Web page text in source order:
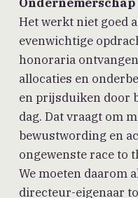
Het werkt niet goed
evenwichtige
honoraria
allocaties en
en prijsduiken door
dag. Dat vraagt om
bewustwording en
ongewenste race to
We moeten daarom
directeur-eigenaar